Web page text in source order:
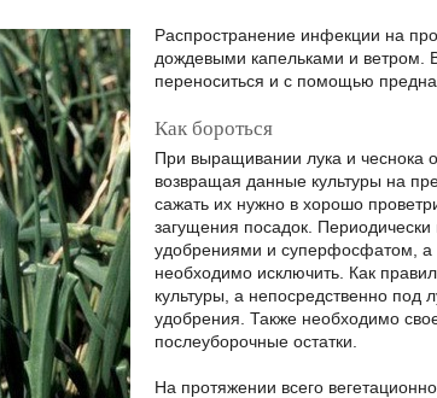
Распространение инфекции на
дождевыми капельками и ветром.
переноситься и с помощью
Как бороться
При выращивании лука и чеснока
возвращая данные культуры на
сажать их нужно в хорошо
загущения посадок.
удобрениями и суперфосфатом, а
необходимо исключить. Как
культуры, а непосредственно под
удобрения. Также необходимо
послеуборочные остатки.
На протяжении всего